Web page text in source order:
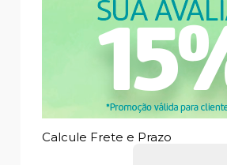
Calcule Frete e Prazo